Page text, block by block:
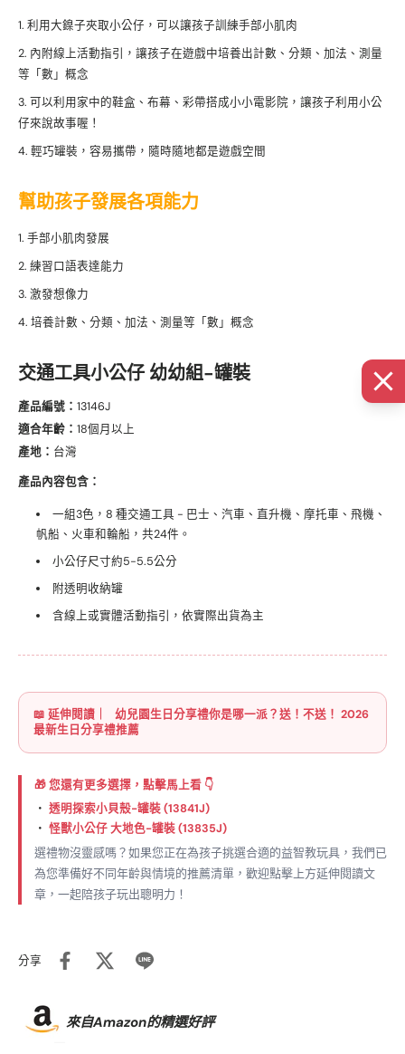
利用大鎳子夾取小公仔，可以讓孩子訓練手部小肌肉
內附線上活動指引，讓孩子在遊戲中培養出計數、分類、加法、測量
等「數」概念
可以利用家中的鞋盒、布幕、彩帶搭成小小電影院，讓孩子利用小公
仔來說故事喔！
輕巧罐裝，容易攜帶，隨時隨地都是遊戲空間
幫助孩子發展各項能力
手部小肌肉發展
練習口語表達能力
激發想像力
培養計數、分類、加法、測量等「數」概念
交通工具小公仔 幼幼組-罐裝
產品編號： 13146J
適合年齡： 18個月以上
產地： 台灣
產品內容包含：
一組3色，8 種交通工具 - 巴士、汽車、直升機、摩托車、飛機、
帆船、火車和輪船，共24件。
小公仔尺寸約5-5.5公分
附透明收納罐
含線上或實體活動指引，依實際出貨為主
📖 延伸閱讀｜
幼兒園生日分享禮你是哪一派？送！不送！ 2026
最新生日分享禮推薦
🎁 您還有更多選擇，點擊馬上看 👇
・ 透明探索小貝殼-罐裝 (13841J)
・ 怪獸小公仔 大地色-罐裝 (13835J)
選禮物沒靈感嗎？如果您正在為孩子挑選合適的益智教玩具，我們已
為您準備好不同年齡與情境的推薦清單，歡迎點擊上方延伸閱讀文
章，一起陪孩子玩出聰明力！
分享
來自Amazon的精選好評